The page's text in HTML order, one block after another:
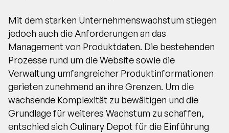
Mit dem starken Unternehmenswachstum stiegen
jedoch auch die Anforderungen an das
Management von Produktdaten. Die bestehenden
Prozesse rund um die Website sowie die
Verwaltung umfangreicher Produktinformationen
gerieten zunehmend an ihre Grenzen. Um die
wachsende Komplexität zu bewältigen und die
Grundlage für weiteres Wachstum zu schaffen,
entschied sich Culinary Depot für die Einführung